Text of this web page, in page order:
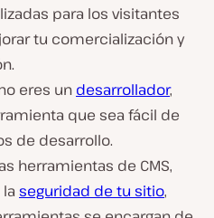
para los visitantes
tu comercialización y
eres un desarrollador,
que sea fácil de
de desarrollo.
herramientas de CMS,
seguridad de tu sitio,